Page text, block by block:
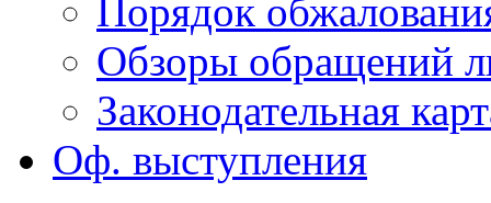
Порядок
Обзоры обращений
Законодательная
Оф. выступления